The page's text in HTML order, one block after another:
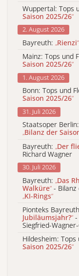
Wuppertal: Tops
Saison 2025/26“
2. August 2026
Bayreuth: „Rienzi“
Mainz: Tops und
Saison 2025/26“
1. August 2026
Bonn: Tops und
Saison 2025/26“
31. Juli 2026
Staatsoper
„Bilanz der
Bayreuth: „Der
Richard Wagner
30. Juli 2026
Bayreuth: „Das
Walküre“ -
„KI-Rings“
Pionteks
Jubiläumsjahr?“ -
Siegfried-
Hildesheim: Tops
Saison 2025/26“